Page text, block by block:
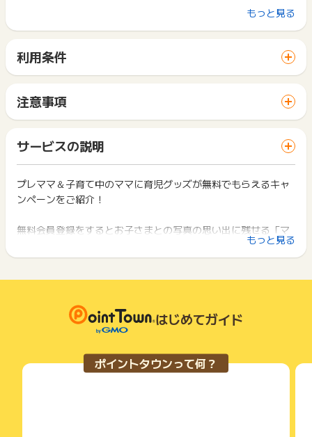
新規無料会員登録完了+無料プレゼントキャンペーン応募完了
【ポイント却下条件】
まで至っていない方
・該当広告の対象キャンペーン「「無料で「Disneyのおしりふ
き」がもらえるプレゼントキャンペーン！」以外での応募完了
・過去登録があるユーザー
・登録情報に誤りがある
・虚偽・不正・架空・いたずら・申込み不備・キャンセル・デ
ータ重複
【お問い合わせ必要情報】
e-mailアドレス
※お申込完了から65日以内のお問い合わせのみ対応可能
までお問い合わせください。ポイントについて、広告主に直接
もっと見る
利用条件
サイトに移動してからお申し込みやお買い物が完了するまでの
間に、同じブラウザ（※）で他のサイトに移動した場合はポイン
ト獲得ができません。
「 無料会員登録でポイントGET 」ボタンを押した時とサービ
ス・お買い物利用時で、デバイス・ブラウザが異なる場合はポ
イント獲得ができません。
2回以上同じお買い物・サービスをご利用される場合は、毎回
ポイントタウンに戻り、「 無料会員登録でポイントGET 」ボ
下記の事項に該当する場合、広告主側で対象外とみなし、「獲
い物を複数回ご利用された場合
て一度でも同サービス・お買い物を利用されたことがある場合
ご利用前には、Cookieの削除をおこなっていただくことを推奨
サービス・お買い物利用時にお電話など2つ以上の申し込み方
法がある場合、必ずサイト上のWEBフォームからお申し込みく
注意事項
一部のサービスにつきましては、1商品につき10円単位の金額
は切り捨てとなります。
ポイント獲得が1ポイント未満のものは切り捨てとなり、ポイ
ント履歴には記載されません。
原則として広告主側のポイント等を利用して支払われた金額分
につきましては、ポイントタウンのポイント獲得の対象には含
広告主が運営しているサービスの都合もしくは会員様の都合で
商品の交換や一部でもキャンセルされた場合、ポイントが無効
になる可能性もございます。
条件を達成しているかどうかは各広告主ではなく、代理店が行
っているため、広告主はポイントに関する詳細を把握しており
そのため、ポイントタウンのポイントに関するお問い合わせを
広告主様に直接行わないようお願いいたします。
サービスの説明
プレママ＆子育て中のママに育児グッズが無料でもらえるキャ
ンペーンをご紹介！
無料会員登録をするとお子さまとの写真の思い出に残せる「マ
ンスリーカード」などのもれなくもらえるダウンロード版デザ
インテンプレート合計100種類もご用意！
「子育て情報メディア」。妊娠～出産後の欲しかった子育て情
報がいつでも取得できちゃう♪
無料のメルマガ会員になると、登録情報に合わせて同時期のマ
マパパに人気のコンテンツ、無料で参加できるプレゼントキャ
ンペーン情報をご紹介しております。
もっと見る
はじめてガイド
ポイントタウンって何？